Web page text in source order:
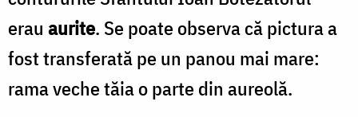
erau aurite. Se poate observa că pictura a
fost transferată pe un panou mai mare:
rama veche tăia o parte din aureolă.